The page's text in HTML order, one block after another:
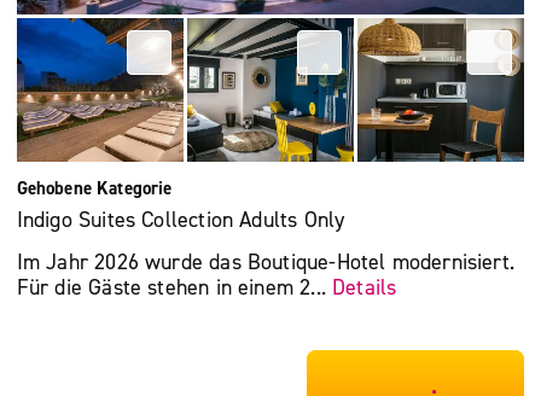
Gehobene Kategorie
Indigo Suites Collection Adults Only
Im Jahr 2026 wurde das Boutique-Hotel modernisiert.
Für die Gäste stehen in einem 2... Details